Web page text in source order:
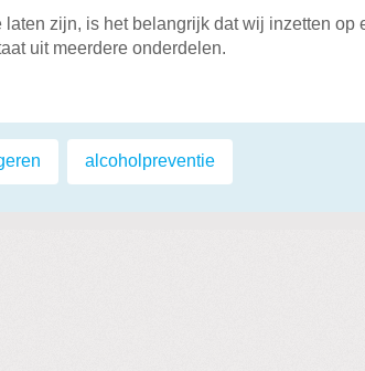
laten zijn, is het belangrijk dat wij inzetten op
uit meerdere onderdelen.
alcoholpreventie